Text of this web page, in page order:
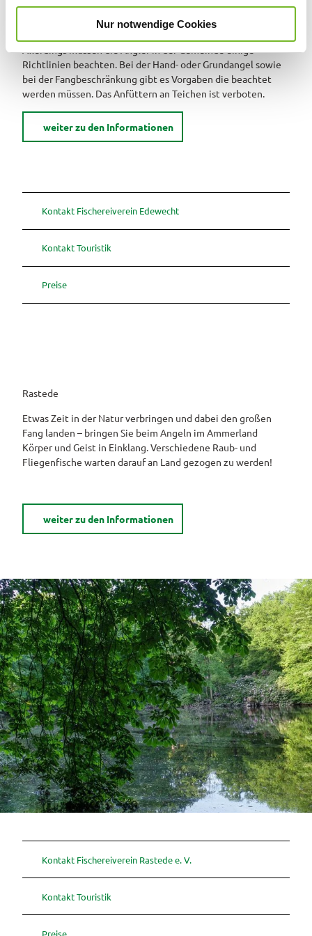
Nur notwendige Cookies
Das Angelangebot in Edewecht ist groß und der Küstenkanal
Allerdings müssen die Angler in der Gemeinde einige
Richtlinien beachten. Bei der Hand- oder Grundangel sowie
bei der Fangbeschränkung gibt es Vorgaben die beachtet
werden müssen. Das Anfüttern an Teichen ist verboten.
weiter zu den Informationen
Kontakt Fischereiverein Edewecht
Kontakt Touristik
Preise
Rastede
Etwas Zeit in der Natur verbringen und dabei den großen
Fang landen – bringen Sie beim Angeln im Ammerland
Körper und Geist in Einklang. Verschiedene Raub- und
Fliegenfische warten darauf an Land gezogen zu werden!
weiter zu den Informationen
Kontakt Fischereiverein Rastede e. V.
Kontakt Touristik
Preise